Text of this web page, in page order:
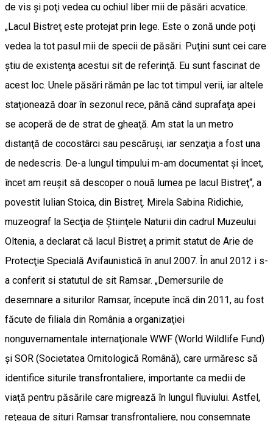
de vis şi poţi vedea cu ochiul liber mii de păsări acvatice.
„Lacul Bistreţ este protejat prin lege. Este o zonă unde poţi
vedea la tot pasul mii de specii de păsări. Puţini sunt cei care
ştiu de existenţa acestui sit de referinţă. Eu sunt fascinat de
acest loc. Unele păsări rămân pe lac tot timpul verii, iar altele
staţionează doar în sezonul rece, până când suprafaţa apei
se acoperă de de strat de gheaţă. Am stat la un metro
distanţă de cocostârci sau pescăruşi, iar senzaţia a fost una
de nedescris. De-a lungul timpului m-am documentat şi încet,
încet am reuşit să descoper o nouă lumea pe lacul Bistreţ“, a
povestit Iulian Stoica, din Bistreţ. Mirela Sabina Ridichie,
muzeograf la Secţia de Ştiinţele Naturii din cadrul Muzeului
Oltenia, a declarat că lacul Bistreţ a primit statut de Arie de
Protecţie Specială Avifaunistică în anul 2007. În anul 2012 i s-
a conferit si statutul de sit Ramsar. „Demersurile de
desemnare a siturilor Ramsar, începute încă din 2011, au fost
făcute de filiala din România a organizaţiei
nonguvernamentale internaţionale WWF (World Wildlife Fund)
şi SOR (Societatea Ornitologică Română), care urmăresc să
identifice siturile transfrontaliere, importante ca medii de
viaţă pentru păsările care migrează în lungul fluviului. Astfel,
reţeaua de situri Ramsar transfrontaliere, nou consemnate